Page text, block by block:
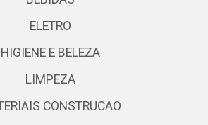
ELETRO
HIGIENE E BELEZA
LIMPEZA
CONSTRUCAO